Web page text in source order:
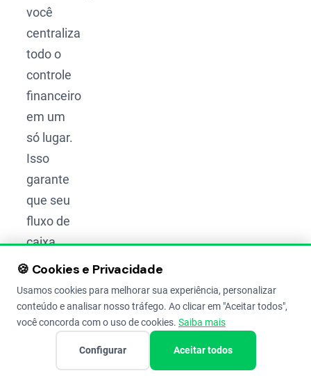
você
centraliza
todo o
controle
financeiro
em um
só lugar.
Isso
garante
que seu
fluxo de
caixa
reflita a
realidade
das suas
entradas
bancárias,
🍪 Cookies e Privacidade
Usamos cookies para melhorar sua experiência, personalizar
conteúdo e analisar nosso tráfego. Ao clicar em "Aceitar todos",
você concorda com o uso de cookies. Saiba mais
Configurar Aceitar todos